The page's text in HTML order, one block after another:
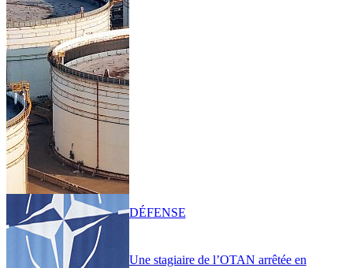
Une stagiaire de l’OTAN arrêtée en
DÉFENSE